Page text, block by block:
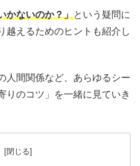
かないのか？」という疑問に
越えるためのヒントも紹介し
人間関係など、あらゆるシー
りのコツ」を一緒に見ていき